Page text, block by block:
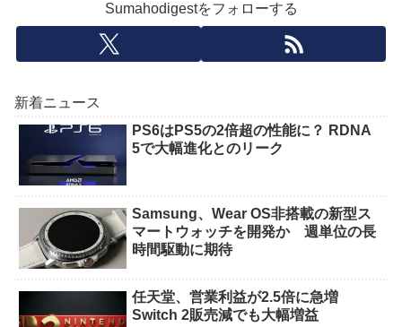
Sumahodigestをフォローする
新着ニュース
PS6はPS5の2倍超の性能に？ RDNA
5で大幅進化とのリーク
Samsung、Wear OS非搭載の新型ス
マートウォッチを開発か 週単位の長
時間駆動に期待
任天堂、営業利益が2.5倍に急増
Switch 2販売減でも大幅増益